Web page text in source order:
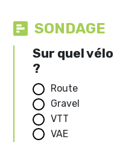
SONDAGE
Sur quel
?
Route
Gravel
VTT
VAE